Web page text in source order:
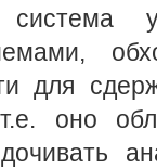
для
оно